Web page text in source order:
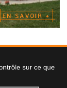
EN SAVOIR +
sur ce que